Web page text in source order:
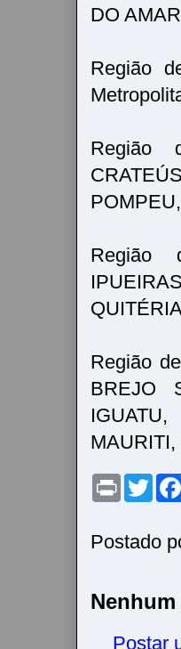
DO
Região
Região
Região
Região
BREJO
P
t
T
w
t
e
Postado
Postar